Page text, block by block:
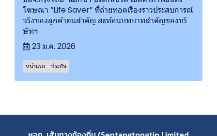
โฆษณา “Life Saver” ที่ถ่ายทอดเรื่องราวประสบการณ์
จริงของลูกค้าคนสำคัญ สะท้อนบทบาทสำคัญของบริ
ษัทฯ
23 ม.ค. 2026
หน้าแรก ประกัน